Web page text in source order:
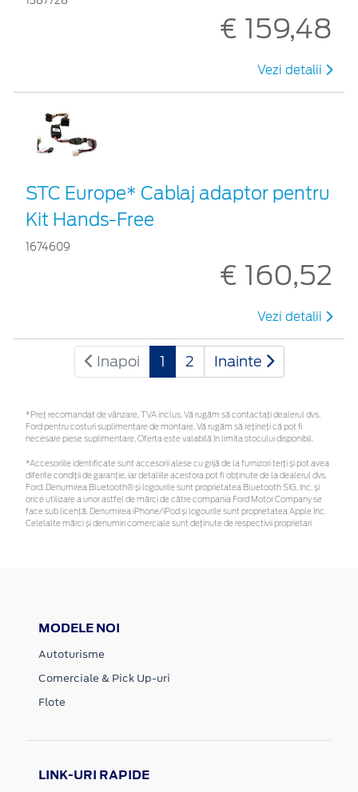
€ 159,48
Vezi detalii
STC Europe* Cablaj adaptor pentru
Kit Hands-Free
1674609
€ 160,52
Vezi detalii
Inapoi 1 2 Inainte
*Preţ recomandat de vânzare, TVA inclus. Vă rugăm să contactaţi dealerul dvs.
Ford pentru costuri suplimentare de montare. Vă rugăm să rețineți că pot fi
necesare piese suplimentare. Oferta este valabilă în limita stocului disponibil.
*Accesoriile identificate sunt accesorii alese cu grijă de la furnizori terți și pot avea
diferite condiții de garanție, iar detaliile acestora pot fi obținute de la dealerul dvs.
Ford. Denumirea Bluetooth® și logourile sunt proprietatea Bluetooth SIG, Inc. și
orice utilizare a unor astfel de mărci de către compania Ford Motor Company se
face sub licență. Denumirea iPhone/iPod și logourile sunt proprietatea Apple Inc.
Celelalte mărci și denumiri comerciale sunt deținute de respectivii proprietari
MODELE NOI
Autoturisme
Comerciale & Pick Up-uri
Flote
LINK-URI RAPIDE